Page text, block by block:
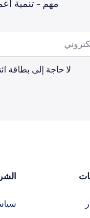
مهم - تنمية
ل ا حاجة إلى بطاقة